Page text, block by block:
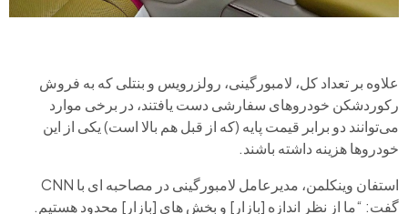
علاوه بر تعداد کل، لامبورگینی، رولزرویس و بنتلی که به فروش
رکوردشکن خودروهای سفارشی دست یافتند، در برخی موارد
می‌توانند دو برابر قیمت پایه (که از قبل هم بالا است) یکی از این
خودروها هزینه داشته باشند.
استفان وینکلمن، مدیرعامل لامبورگینی در مصاحبه ای با CNN
گفت: “ما از نظر اندازه [بازار] و بخش های [بازار] محدود هستیم.